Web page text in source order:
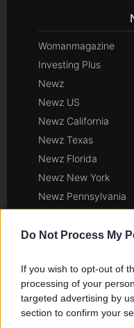
Do Not Process My
If you wish to opt-out of
processing of your
targeted advertising by
section to confirm your
Womanmagazine
Investing Plus
Newz
Newz US
Newz California
Newz Texas
Newz Florida
Newz New York
Newz Pennsylvania
Newz Ohio
Hig Tech Mag
Scoop Mag
Lgbtqia News